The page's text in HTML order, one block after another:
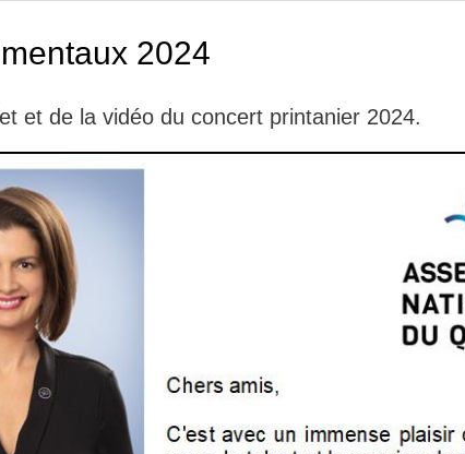
2024
et de la vidéo du concert printanier 2024.